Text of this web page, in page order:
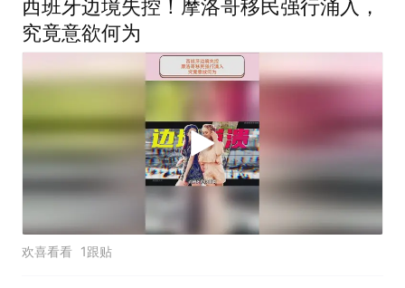
西班牙边境失控！摩洛哥移民强行涌入，
究竟意欲何为
欢喜看看 1跟贴